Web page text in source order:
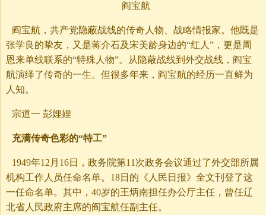
阎宝航
阎宝航，共产党隐蔽战线的传奇人物、战略情报家。他既是
张学良的挚友，又是蒋介石及宋美龄身边的“红人”，更是周
恩来单线联系的“特殊人物”。从隐蔽战线到外交战线，阎宝
航演绎了传奇的一生。但很多年来，阎宝航的经历一直鲜为
人知。
宗道一 彭娌娌
充满传奇色彩的“特工”
1949年12月16日，政务院第11次政务会议通过了外交部所属
机构工作人员任命名单。18日的《人民日报》全文刊登了这
一任命名单。其中，40岁的王炳南担任办公厅主任，曾任辽
北省人民政府主席的阎宝航任副主任。